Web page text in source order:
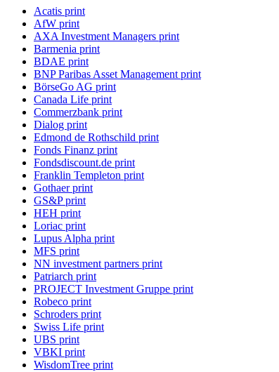
Acatis print
AfW print
AXA Investment Managers print
Barmenia print
BDAE print
BNP Paribas Asset Management print
BörseGo AG print
Canada Life print
Commerzbank print
Dialog print
Edmond de Rothschild print
Fonds Finanz print
Fondsdiscount.de print
Franklin Templeton print
Gothaer print
GS&P print
HEH print
Loriac print
Lupus Alpha print
MFS print
NN investment partners print
Patriarch print
PROJECT Investment Gruppe print
Robeco print
Schroders print
Swiss Life print
UBS print
VBKI print
WisdomTree print